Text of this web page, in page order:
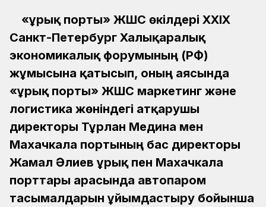
«Құрық порты» ЖШС өкілдері XXIX
Санкт-Петербург Халықаралық
экономикалық форумының (РФ)
жұмысына қатысып, оның аясында
«Құрық порты» ЖШС маркетинг және
логистика жөніндегі атқарушы
директоры Тұрлан Медина мен
Махачкала портының бас директоры
Жамал Әлиев Құрық пен Махачкала
порттары арасында автопаром
тасымалдарын ұйымдастыру бойынша